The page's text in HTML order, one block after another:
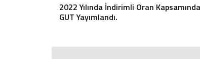
2022 Yılında İndirimli Oran
GUT Yayımlandı.